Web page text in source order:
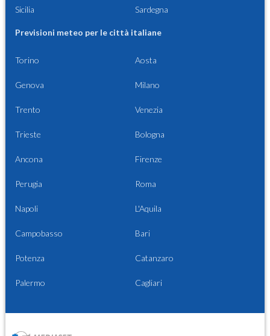
Sicilia Sardegna
Previsioni meteo per le città italiane
Torino Aosta
Genova Milano
Trento Venezia
Trieste Bologna
Ancona Firenze
Perugia Roma
Napoli L'Aquila
Campobasso Bari
Potenza Catanzaro
Palermo Cagliari